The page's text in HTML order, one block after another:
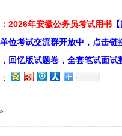
2026年安徽公务员考试用书
位考试交流群开放中，点击链
回忆版试题卷，全套笔试面试